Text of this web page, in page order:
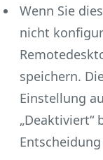
Wenn Sie
nicht
speichern.
Einstellung
„Deaktiviert“